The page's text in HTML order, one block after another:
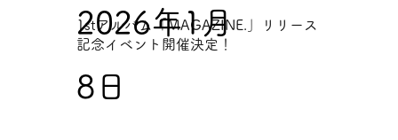
1stアルバム「MAGAZINE.」リリース
記念イベント開催決定！
2026年1月
8日